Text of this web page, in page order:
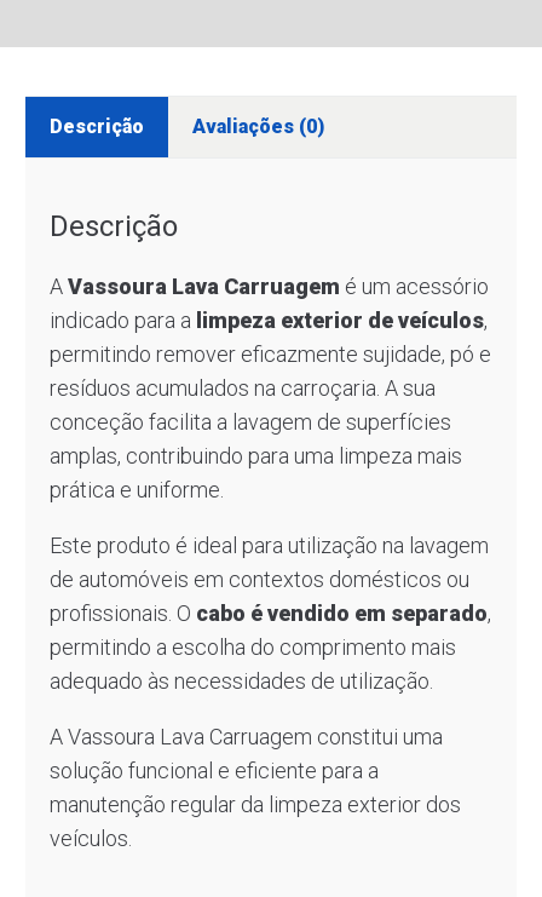
Descrição Avaliações (0)
Descrição
AVassoura Lava Carruagem é um acessório
indicado para a limpeza exterior de veículos,
permitindo remover eficazmente sujidade, pó e
resíduos acumulados na carroçaria. A sua
conceção facilita a lavagem de superfícies
amplas, contribuindo para uma limpeza mais
prática e uniforme.
Este produto é ideal para utilização na lavagem
de automóveis em contextos domésticos ou
profissionais. O cabo é vendido em separado,
permitindo a escolha do comprimento mais
adequado às necessidades de utilização.
A Vassoura Lava Carruagem constitui uma
solução funcional e eficiente para a
manutenção regular da limpeza exterior dos
veículos.